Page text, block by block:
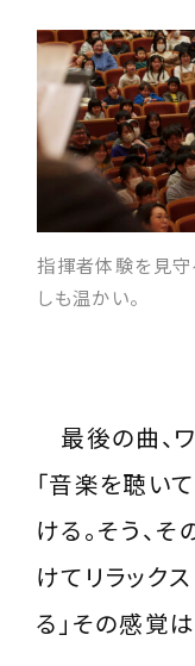
指揮者体験を見
しも温かい。
最後の曲、
「音楽を聴い
ける。そう、
けてリラック
る」その感覚